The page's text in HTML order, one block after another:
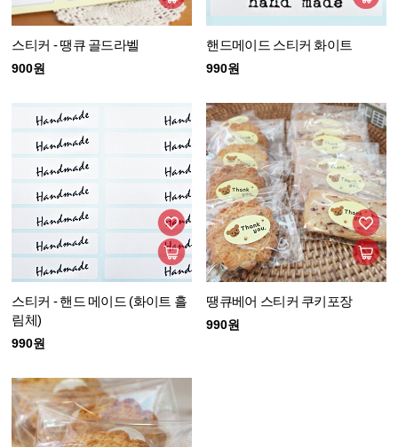
스티커 - 땡큐 골드라벨
900원
핸드메이드 스티커 화이트
990원
스티커 - 핸드 메이드 (화이트 흘
림체)
990원
땡큐베어 스티커 쿠키포장
990원